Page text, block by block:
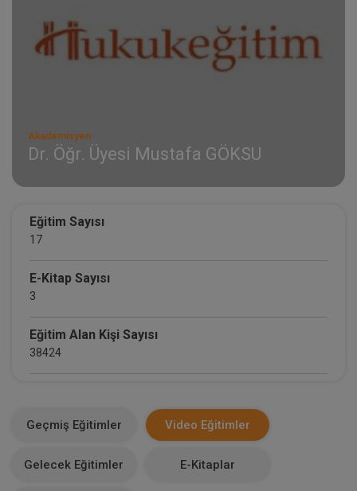
Akademisyen
Dr. Öğr. Üyesi Mustafa GÖKSU
Eğitim Sayısı
17
E-Kitap Sayısı
3
Eğitim Alan Kişi Sayısı
38424
0
Geçmiş Eğitimler Video Eğitimler
Gelecek Eğitimler E-Kitaplar